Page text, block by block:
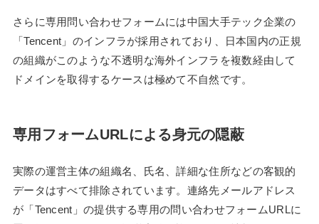
さらに専用問い合わせフォームには中国大手テック企業の
「Tencent」のインフラが採用されており、日本国内の正規
の組織がこのような不透明な海外インフラを複数経由して
ドメインを取得するケースは極めて不自然です。
専用フォームURLによる身元の隠蔽
実際の運営主体の組織名、氏名、詳細な住所などの客観的
データはすべて排除されています。連絡先メールアドレス
が「Tencent」の提供する専用の問い合わせフォームURLに